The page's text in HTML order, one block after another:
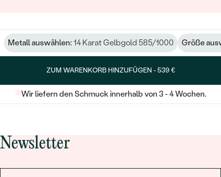
Metall auswählen: 14 Karat Gelbgold 585/1000 Größe
ZUM WARENKORB HINZUFÜGEN -539 €
Wir liefern den Schmuck innerhalb von 3 - 4 Wochen.
Newsletter